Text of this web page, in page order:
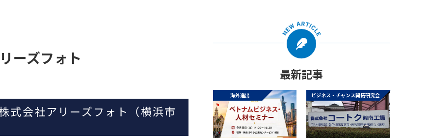
ーズフォト
会社アリーズフォト（横浜市
最新記事
海外進出 ビジネス・チャンス開拓研究会